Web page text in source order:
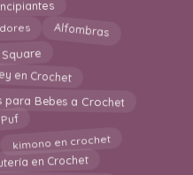
Alfombras
en Crochet
para Bebes a Crochet
kimono en crochet
en Crochet